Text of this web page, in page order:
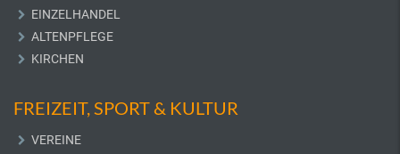
EINZELHANDEL
ALTENPFLEGE
KIRCHEN
FREIZEIT, SPORT & KULTUR
VEREINE